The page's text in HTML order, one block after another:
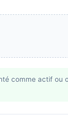
comme actif ou